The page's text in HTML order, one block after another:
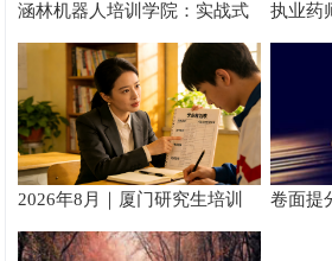
涵林机器人培训学院：实战式
教学如何炼成
执业药
核验到
2026年8月｜厦门研究生培训
推荐
卷面提